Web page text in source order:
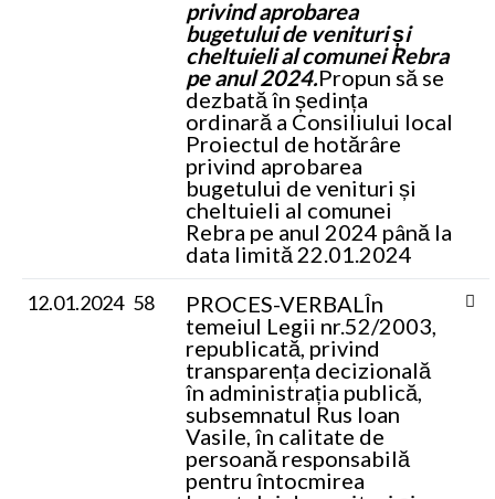
privind aprobarea
bugetului de venituri și
cheltuieli al comunei Rebra
pe anul 2024.Propun să se
dezbată în ședința
ordinară a Consiliului local
Proiectul de hotărâre
privind aprobarea
bugetului de venituri și
cheltuieli al comunei
Rebra pe anul 2024 până la
data limită 22.01.2024
12.01.2024 58 PROCES-VERBALÎn
temeiul Legii nr.52/2003,
republicată, privind
transparența decizională
în administrația publică,
subsemnatul Rus Ioan
Vasile, în calitate de
persoană responsabilă
pentru întocmirea